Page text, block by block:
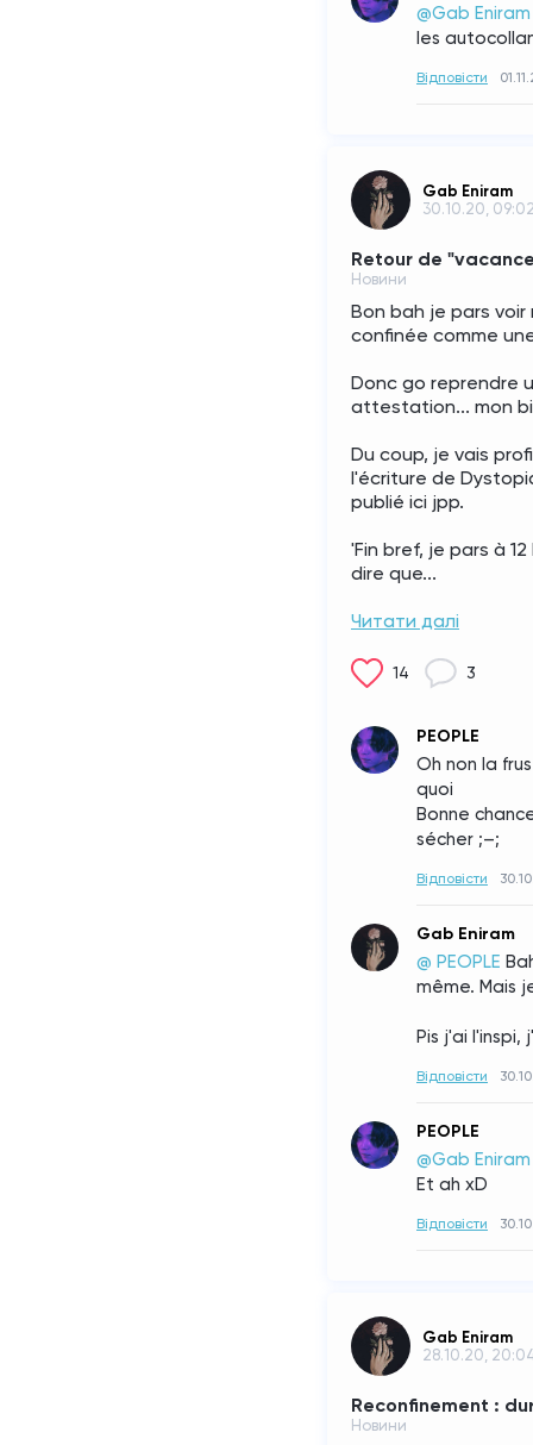
@Gab Eniram
les
Відповісти
Gab Eniram
30.10.20,
Retour de
Новини
Bon bah je pars
confinée comme
Donc go reprendre
attestation... mon
Du coup, je vais
l'écriture de
publié ici jpp.
'Fin bref, je pars à
dire que...
Читати далі
14 3
PEOPLE
Oh non la
quoi
Bonne
sécher ;–;
Відповісти
Gab Eniram
@ PEOPLE
même. Mais
Pis j'ai
Відповісти
PEOPLE
@Gab Eniram
Et ah xD
Відповісти
Gab Eniram
28.10.20,
Reconfinement :
Новини